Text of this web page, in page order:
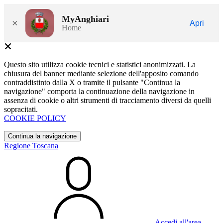
× MyAnghiari
Home
Apri
Questo sito utilizza cookie tecnici e statistici anonimizzati. La
chiusura del banner mediante selezione dell'apposito comando
contraddistinto dalla X o tramite il pulsante "Continua la
navigazione" comporta la continuazione della navigazione in
assenza di cookie o altri strumenti di tracciamento diversi da quelli
sopracitati.
COOKIE POLICY
Continua la navigazione
Regione Toscana